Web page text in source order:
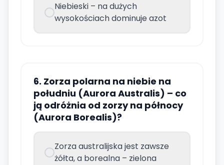
Niebieski – na dużych
wysokościach dominuje azot
6. Zorza polarna na niebie na
południu (Aurora Australis) – co
ją odróżnia od zorzy na północy
(Aurora Borealis)?
Zorza australijska jest zawsze
żółta, a borealna – zielona